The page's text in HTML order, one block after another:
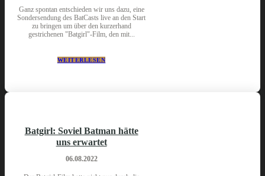
Ganz spontan entschieden wir uns dazu, eine
Sondersendung des BatCasts live an den Start
zu bringen um über den kurzerhand
gestrichenen "Batgirl"-Film, den mit...
WEITERLESEN
Batgirl: Soviel Batman hätte
uns erwartet
06.08.2022